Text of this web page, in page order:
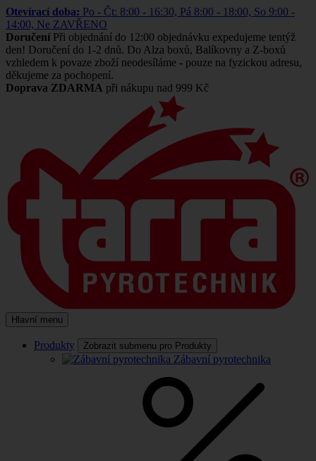
Otevírací doba: Po - Čt: 8:00 - 16:30, Pá 8:00 - 18:00, So 9:00 -
14:00, Ne ZAVŘENO
Doručení Při objednání do 12:00 objednávku expedujeme tentýž
den! Doručení do 1-2 dnů. Do Alza boxů, Balíkovny a Z-boxů
vzhledem k povaze zboží neodesíláme - pouze na fyzickou adresu,
děkujeme za pochopení.
Doprava ZDARMA při nákupu nad 999 Kč
Hlavní menu
Produkty Zobrazit submenu pro Produkty
Zábavní pyrotechnika